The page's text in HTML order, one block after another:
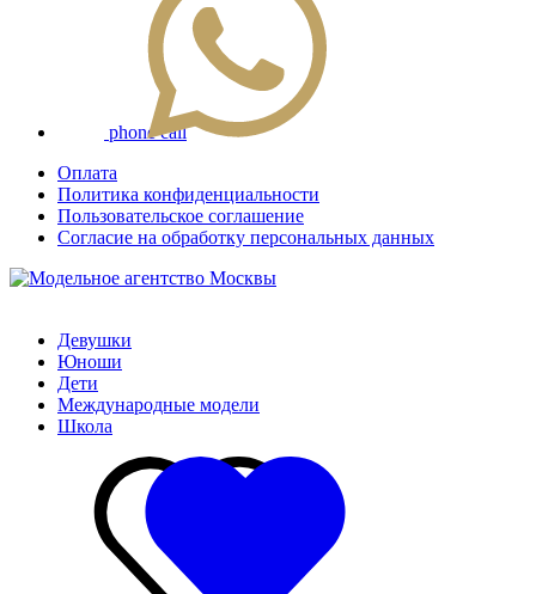
phone call
Оплата
Политика конфиденциальности
Пользовательское соглашение
Согласие на обработку персональных данных
Девушки
Юноши
Дети
Международные модели
Школа